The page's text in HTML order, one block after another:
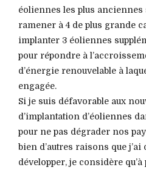
éoliennes les plus anciennes
ramener à 4 de plus grande
implanter 3 éoliennes
pour répondre à
d’énergie renouvelable à
engagée.
Si je suis défavorable aux
d’implantation d’éoliennes
pour ne pas dégrader nos
bien d’autres raisons que j’ai
développer, je considère